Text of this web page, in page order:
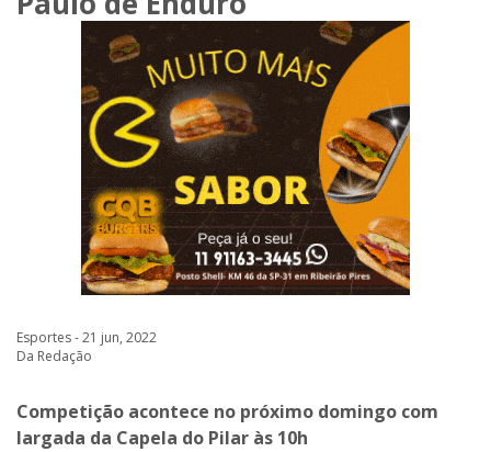
Esportes - 21 jun, 2022
Da Redação
Competição acontece no próximo domingo com
largada da Capela do Pilar às 10h